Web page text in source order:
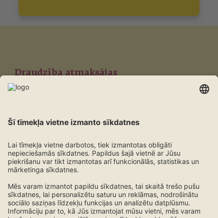
Draudzība atmaksājas
Lojalitātes programma ERGO klientiem
Uzzini vairāk!